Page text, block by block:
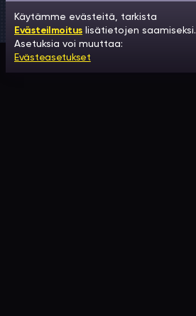
Käytämme evästeitä, tarkista
Evästeilmoitus lisätietojen saamiseksi.
Asetuksia voi muuttaa:
Evästeasetukset